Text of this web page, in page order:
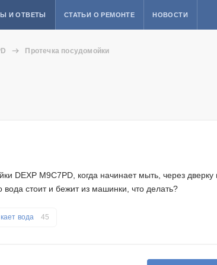
И ОТВЕТЫ СТАТЬИ О РЕМОНТЕ НОВОСТИ
Протечка посудомойки
DEXP M9C7PD, когда начинает мыть, через дверку
стоит и бежит из машинки, что делать?
вода 45